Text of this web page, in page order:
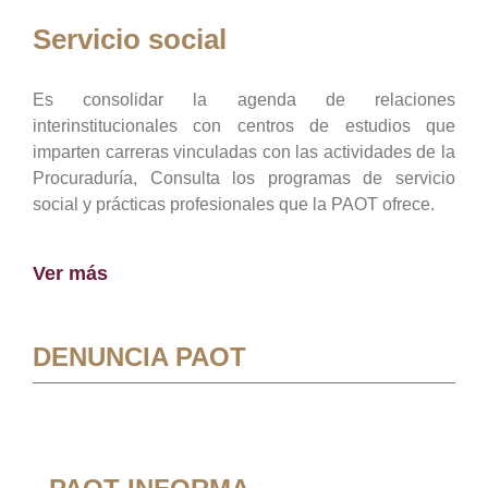
Servicio social
Es consolidar la agenda de relaciones
interinstitucionales con centros de estudios que
imparten carreras vinculadas con las actividades de la
Procuraduría, Consulta los programas de servicio
social y prácticas profesionales que la PAOT ofrece.
Ver más
DENUNCIA PAOT